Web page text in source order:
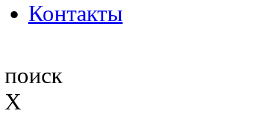
Контакты
поиск
X